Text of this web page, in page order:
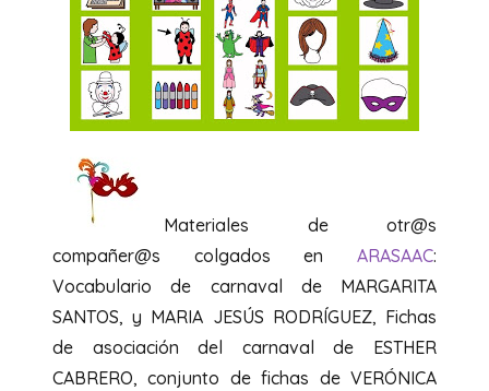
Materiales de otr@s
compañer@s colgados en ARASAAC:
Vocabulario de carnaval de MARGARITA
SANTOS, y MARIA JESÚS RODRÍGUEZ, Fichas
de asociación del carnaval de ESTHER
CABRERO, conjunto de fichas de VERÓNICA